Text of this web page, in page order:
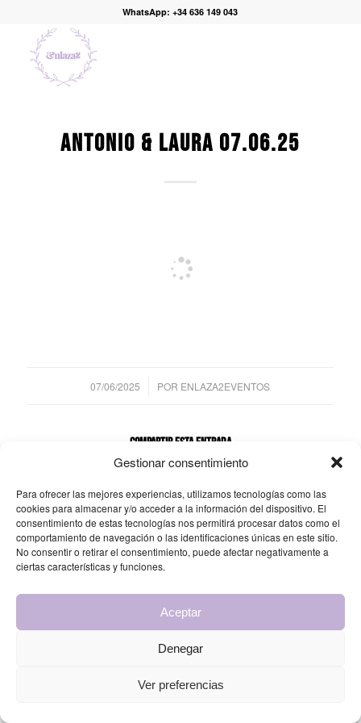
Gestionar consentimiento
Para ofrecer las mejores experiencias, utilizamos tecnologías como las
cookies para almacenar y/o acceder a la información del dispositivo. El
consentimiento de estas tecnologías nos permitirá procesar datos como el
comportamiento de navegación o las identificaciones únicas en este sitio.
No consentir o retirar el consentimiento, puede afectar negativamente a
ciertas características y funciones.
Aceptar
Denegar
Ver preferencias
WhatsApp: +34 636 149 043
ANTONIO & LAURA 07.06.25
07/06/2025
/ POR ENLAZA2EVENTOS
Compartir esta entrada
© Copyright 2025 - Enlaza2 Eventos by Grupo Urbano |